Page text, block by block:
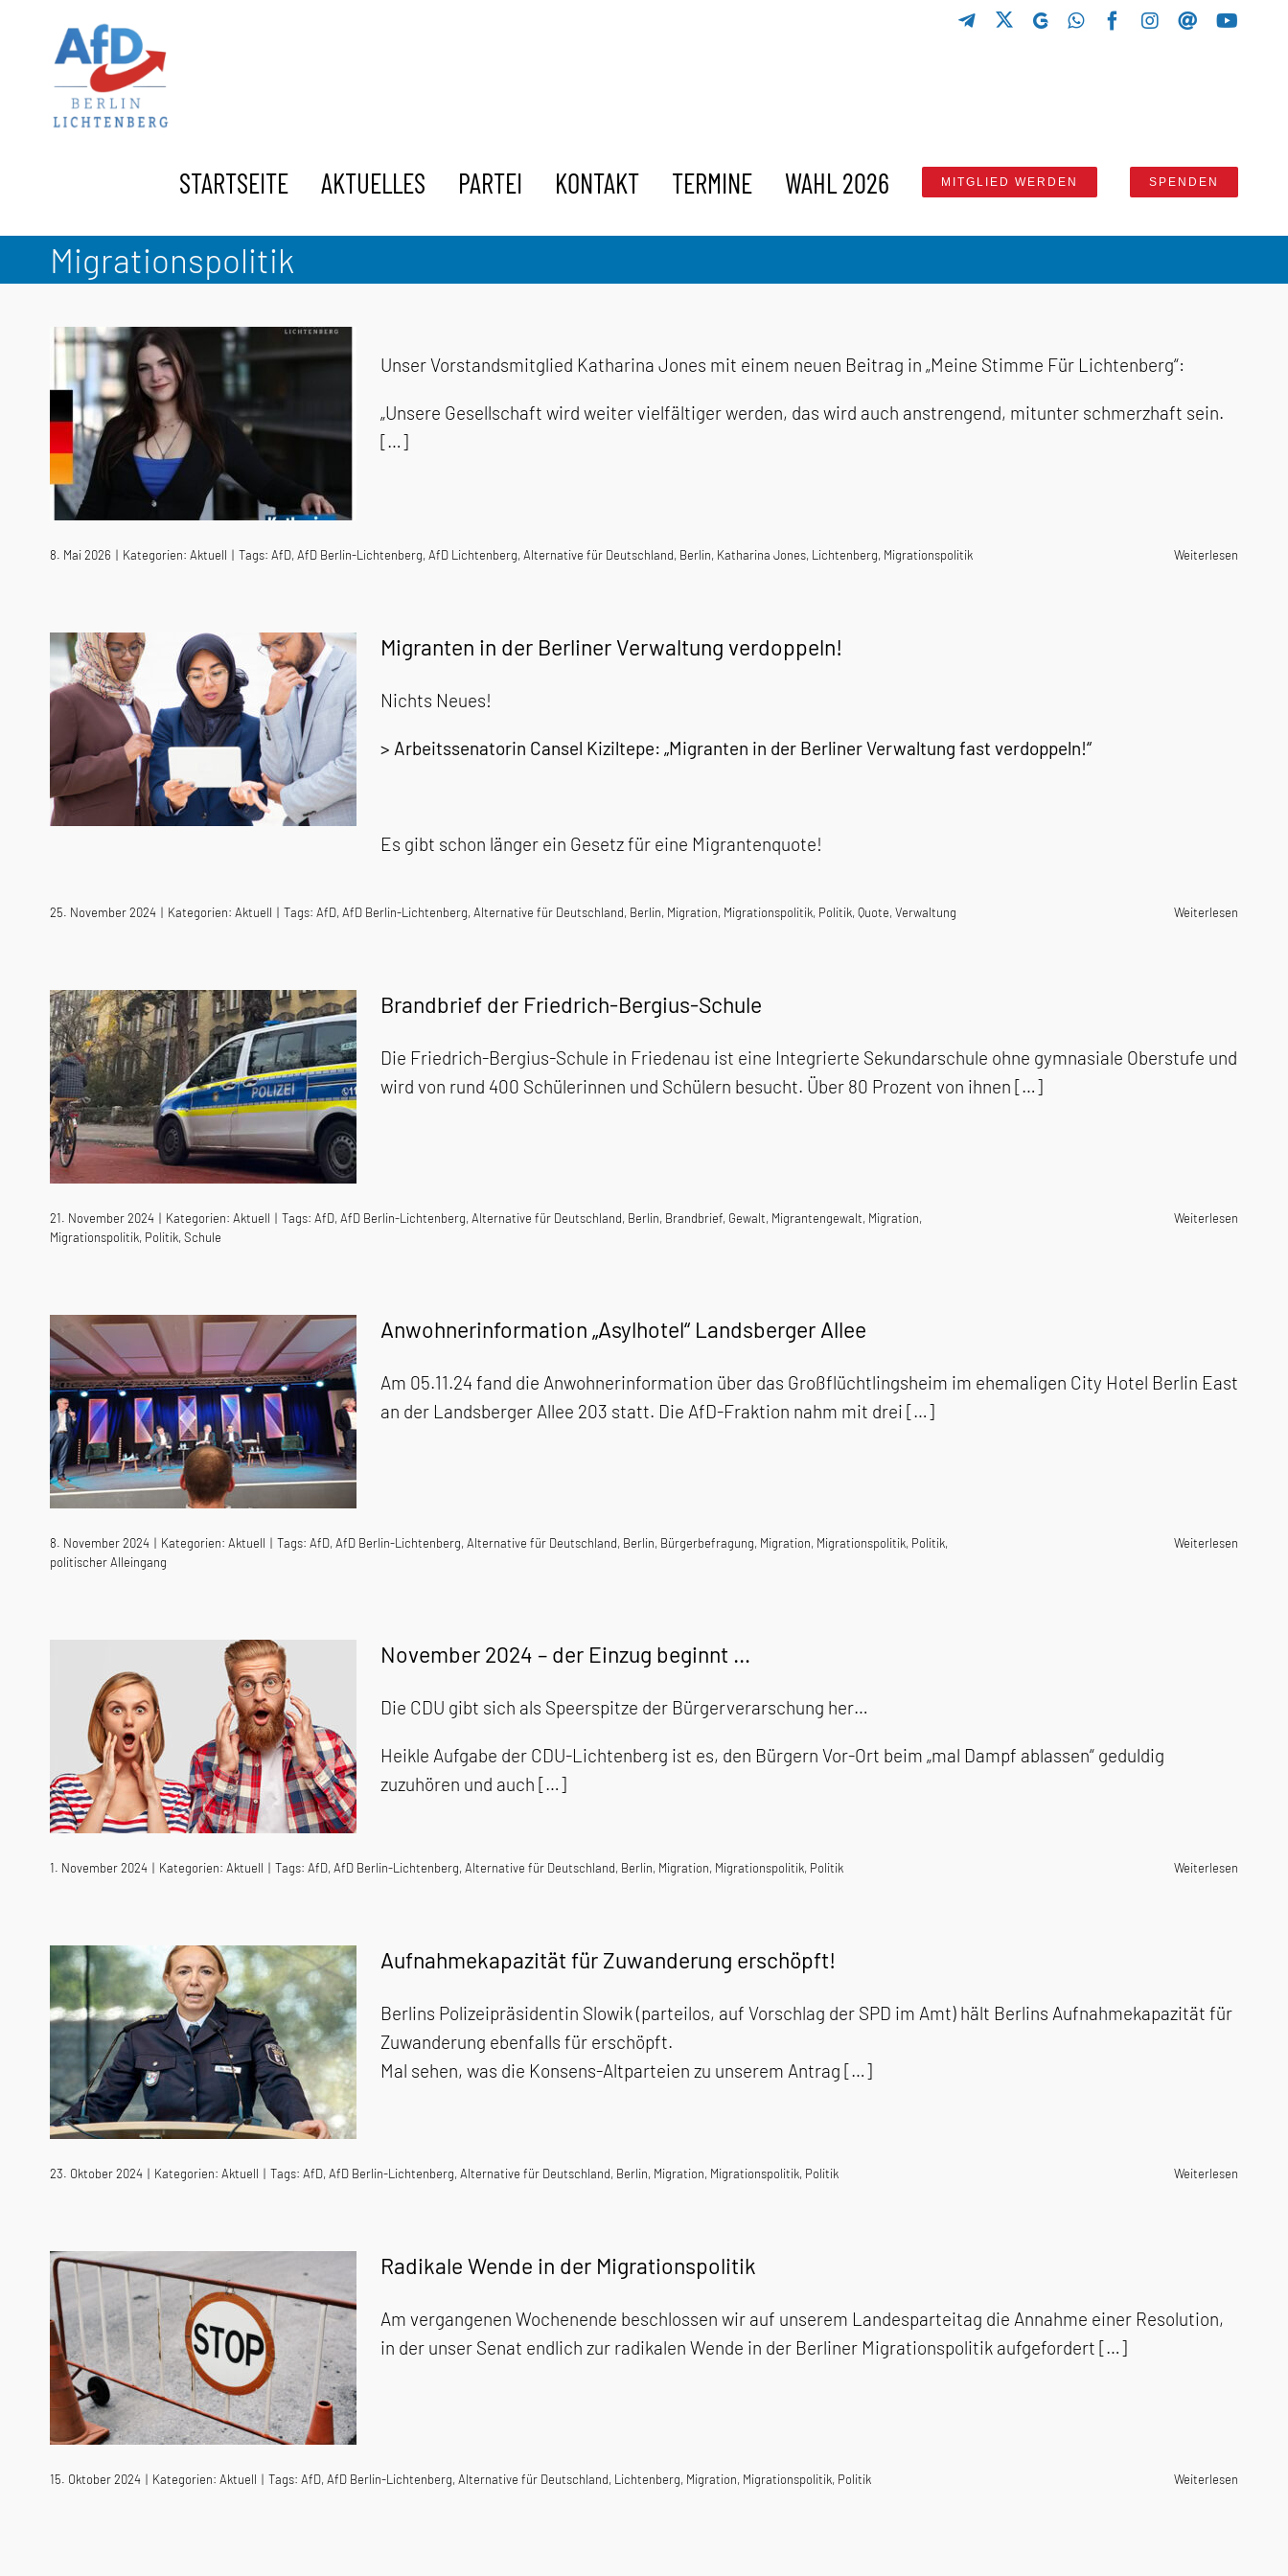
springen
TelegramGETTRWhatsAppFacebook
Instagram
Threads
STARTSEITE AKTUELLES PARTEI KONTAKT TERMINE WAHL 2026 MITGLIED WERDEN SPENDEN
Migrationspolitik
Unser Vorstandsmitglied Katharina Jones mit einem neuen Beitrag in „Meine Stimme Für Lichtenberg“:
„Unsere Gesellschaft wird weiter vielfältiger werden, das wird auch anstrengend, mitunter schmerzhaft sein.
[…]
8. Mai 2026 | Kategorien: Aktuell | Tags: AfD,AfD Berlin-Lichtenberg,AfD Lichtenberg,Alternative für Deutschland, Berlin, Katharina Jones, Lichtenberg, Migrationspolitik Weiterlesen
Migranten in der Berliner Verwaltung verdoppeln!
Nichts Neues!
> Arbeitssenatorin Cansel Kiziltepe: „Migranten in der Berliner Verwaltung fast verdoppeln!“
Es gibt schon länger ein Gesetz für eine Migrantenquote!
25. November 2024 | Kategorien: Aktuell | Tags: AfD,AfD Berlin-Lichtenberg,Alternative für Deutschland, Berlin, Migration, Migrationspolitik, Politik,Quote,Verwaltung Weiterlesen
Brandbrief der Friedrich-Bergius-Schule
Die Friedrich-Bergius-Schule in Friedenau ist eine Integrierte Sekundarschule ohne gymnasiale Oberstufe und
wird von rund 400 Schülerinnen und Schülern besucht. Über 80 Prozent von ihnen […]
21. November 2024 | Kategorien: Aktuell | Tags: AfD,AfD Berlin-Lichtenberg,Alternative für Deutschland, Berlin, Brandbrief, Gewalt, Migrantengewalt, Migration,
Migrationspolitik, Politik,Schule
Weiterlesen
Anwohnerinformation „Asylhotel“ Landsberger Allee
Am 05.11.24 fand die Anwohnerinformation über das Großflüchtlingsheim im ehemaligen City Hotel Berlin East
an der Landsberger Allee 203 statt. Die AfD-Fraktion nahm mit drei […]
8. November 2024 | Kategorien: Aktuell | Tags: AfD,AfD Berlin-Lichtenberg,Alternative für Deutschland, Berlin, Bürgerbefragung, Migration, Migrationspolitik, Politik,
politischer Alleingang
Weiterlesen
November 2024 – der Einzug beginnt …
Die CDU gibt sich als Speerspitze der Bürgerverarschung her…
Heikle Aufgabe der CDU-Lichtenberg ist es, den Bürgern Vor-Ort beim „mal Dampf ablassen“ geduldig
zuzuhören und auch […]
1. November 2024 | Kategorien: Aktuell | Tags: AfD,AfD Berlin-Lichtenberg,Alternative für Deutschland, Berlin, Migration, Migrationspolitik, Politik Weiterlesen
Aufnahmekapazität für Zuwanderung erschöpft!
Berlins Polizeipräsidentin Slowik (parteilos, auf Vorschlag der SPD im Amt) hält Berlins Aufnahmekapazität für
Zuwanderung ebenfalls für erschöpft.
Mal sehen, was die Konsens-Altparteien zu unserem Antrag […]
23. Oktober 2024 | Kategorien: Aktuell | Tags: AfD,AfD Berlin-Lichtenberg,Alternative für Deutschland, Berlin, Migration, Migrationspolitik, Politik Weiterlesen
Radikale Wende in der Migrationspolitik
Am vergangenen Wochenende beschlossen wir auf unserem Landesparteitag die Annahme einer Resolution,
in der unser Senat endlich zur radikalen Wende in der Berliner Migrationspolitik aufgefordert […]
15. Oktober 2024 | Kategorien: Aktuell | Tags: AfD,AfD Berlin-Lichtenberg,Alternative für Deutschland, Lichtenberg, Migration, Migrationspolitik, Politik Weiterlesen